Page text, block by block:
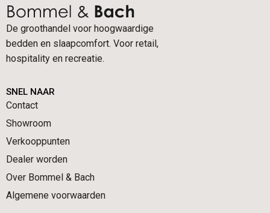
De groothandel voor hoogwaardige
bedden en slaapcomfort. Voor retail,
hospitality en recreatie.
SNEL NAAR
Contact
Showroom
Verkooppunten
Dealer worden
Over Bommel & Bach
Algemene voorwaarden